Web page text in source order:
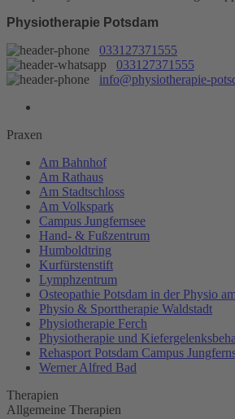
Physiotherapie Potsdam
033127371555
033127371555
info@physiotherapie-
Praxen
Am Bahnhof
Am Rathaus
Am Stadtschloss
Am Volkspark
Campus Jungfernsee
Hand- & Fußzentrum
Humboldtring
Kurfürstenstift
Lymphzentrum
Osteopathie Potsdam in der Physio
Physio & Sporttherapie Waldstadt
Physiotherapie Ferch
Physiotherapie und
Rehasport Potsdam Campus
Werner Alfred Bad
Therapien
Allgemeine Therapien